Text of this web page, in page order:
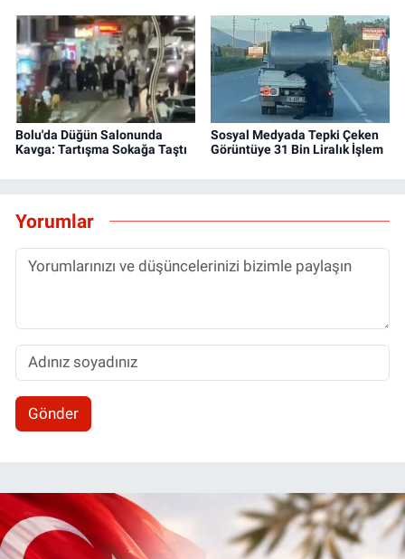
Bolu'da Düğün Salonunda
Kavga: Tartışma Sokağa Taştı
Sosyal Medyada Tepki Çeken
Görüntüye 31 Bin Liralık İşlem
Yorumlar
Gönder